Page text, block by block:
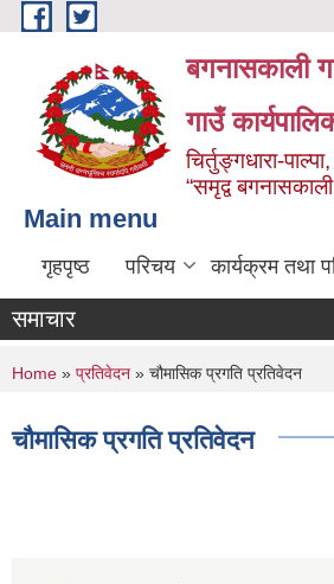
Skip to main content
बगनासकाली
गाउँ
चिर्तुङ्गधारा-
“समृद्व
Main menu
गृहपृष्ठ परिचय कार्यक्रम तथा
समाचार
You are here
Home » प्रतिवेदन » चौमासिक प्रगति प्रतिवेदन
चौमासिक प्रगति प्रतिवेदन